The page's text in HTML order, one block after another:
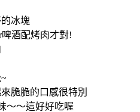
冰塊
酒配烤肉才對!
脆脆的口感很特別
～～這好好吃喔